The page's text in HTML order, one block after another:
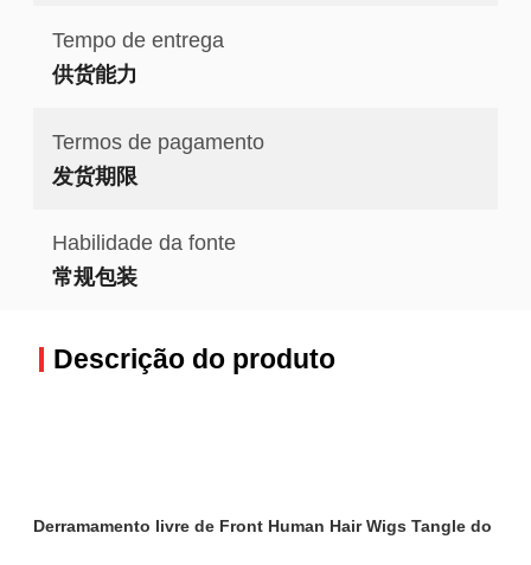
Tempo de entrega
供货能力
Termos de pagamento
发货期限
Habilidade da fonte
常规包装
Descrição do produto
Derramamento livre de Front Human Hair Wigs Tangle do